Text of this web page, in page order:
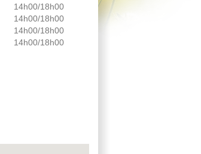
14h00/18h00
14h00/18h00
14h00/18h00
14h00/18h00